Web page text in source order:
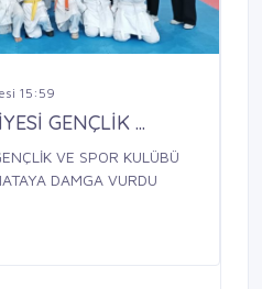
15:59
GENÇLİK ...
VE SPOR KULÜBÜ
DAMGA VURDU